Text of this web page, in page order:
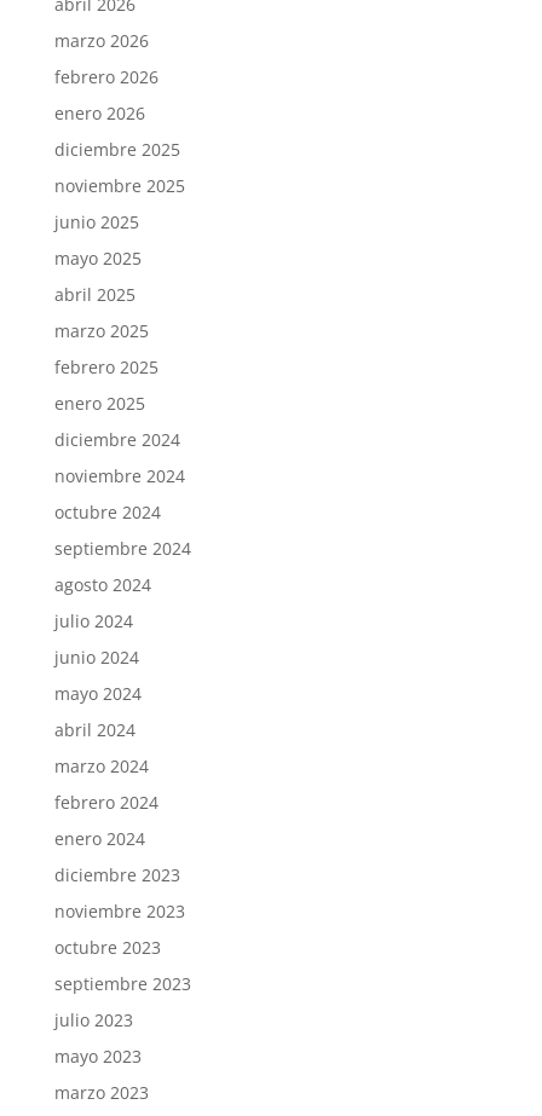
marzo 2026
febrero 2026
enero 2026
diciembre 2025
noviembre 2025
junio 2025
mayo 2025
abril 2025
marzo 2025
febrero 2025
enero 2025
diciembre 2024
noviembre 2024
octubre 2024
septiembre 2024
agosto 2024
julio 2024
junio 2024
mayo 2024
abril 2024
marzo 2024
febrero 2024
enero 2024
diciembre 2023
noviembre 2023
octubre 2023
septiembre 2023
julio 2023
mayo 2023
marzo 2023